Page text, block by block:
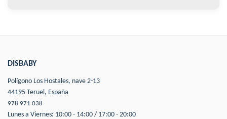
DISBABY
Polígono Los Hostales, nave 2-13
44195 Teruel, España
978 971 038
Lunes a Viernes: 10:00 - 14:00 / 17:00 - 20:00